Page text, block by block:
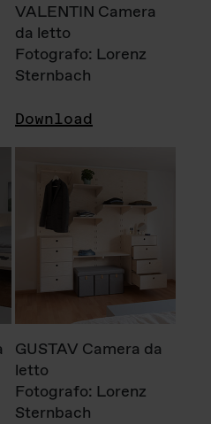
VALENTIN Camera
da letto
Fotografo: Lorenz
Sternbach
Download
GUSTAV Camera da
letto
Fotografo: Lorenz
Sternbach